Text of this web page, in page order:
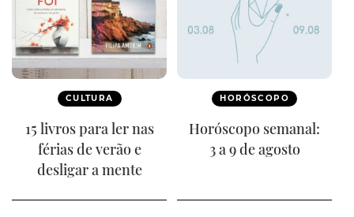
CULTURA
15 livros para ler nas
férias de verão e
desligar a mente
HORÓSCOPO
Horóscopo semanal:
3 a 9 de agosto